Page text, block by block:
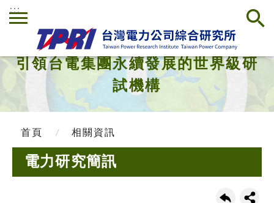
:::
引領台電集團永續發展的世界級研
試機構
首頁 相關資訊
電力研究簡訊